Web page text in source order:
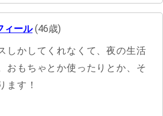
ィール(46歳)
しかしてくれなくて、夜の生活
おもちゃとか使ったりとか、そ
ます！